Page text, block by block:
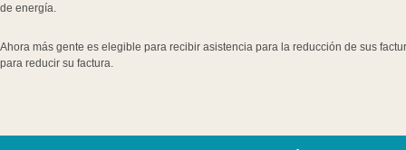
de energía.
Ahora más gente es elegible para recibir asistencia para la reducción de sus
para reducir su factura.